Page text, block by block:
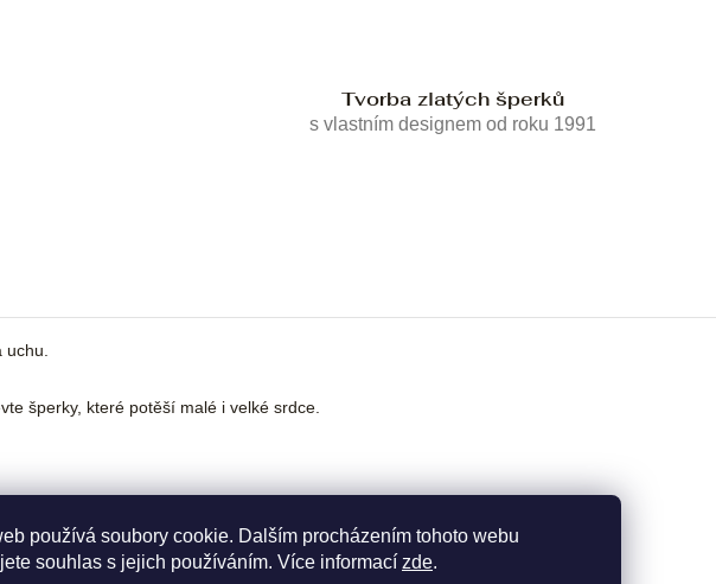
používá soubory cookie. Dalším procházením tohoto webu
souhlas s jejich používáním. Více informací zde.
Tvorba zlatých šperků
s vlastním designem od roku 1991
šperky, které potěší malé i velké srdce.